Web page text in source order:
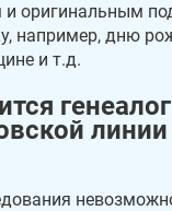
и оригинальным
например, дню
и т.д.